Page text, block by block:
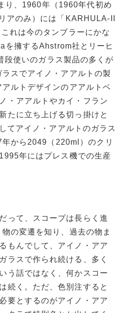
り、1960年（1960年代初め
アのみ）には「KARHULA-II
れは今のタンブラーにかな
擁するAhstrom社とリーヒ
使いのガラス製品の多くが
スでアイノ・アアルトの製
ルトデザインのアアルトベ
・アアルトやカイ・フラン
たに立ち上げる切っ掛けと
アイノ・アアルトのガラス
から2049（220ml）のクリ
年にはプレス機での生産
って、スコープは長らく進
の変遷を知り、過去の物ま
もんでして、アイノ・アア
ラスで作られ続ける、多く
う話ではなく、何かスコー
続く。ただ、色別注すると
要とするのがアイノ・アア